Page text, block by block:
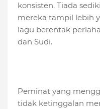
konsisten. Tiada
mereka tampil lebih
lagu berentak
dan Sudi.
Peminat yang
tidak ketinggalan